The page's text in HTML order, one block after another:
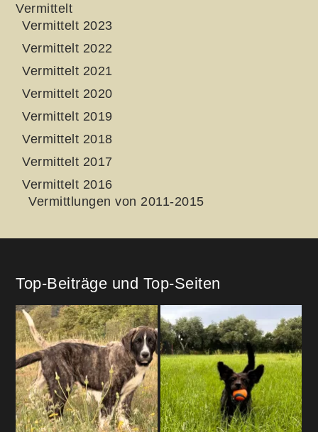
Vermittelt
Vermittelt 2023
Vermittelt 2022
Vermittelt 2021
Vermittelt 2020
Vermittelt 2019
Vermittelt 2018
Vermittelt 2017
Vermittelt 2016
Vermittlungen von 2011-2015
Top-Beiträge und Top-Seiten